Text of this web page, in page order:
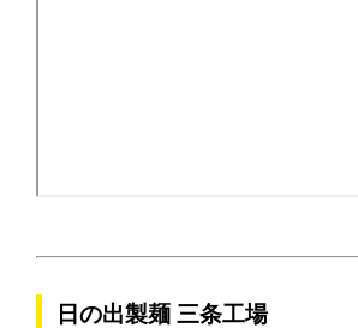
日の出製麺 三条工場